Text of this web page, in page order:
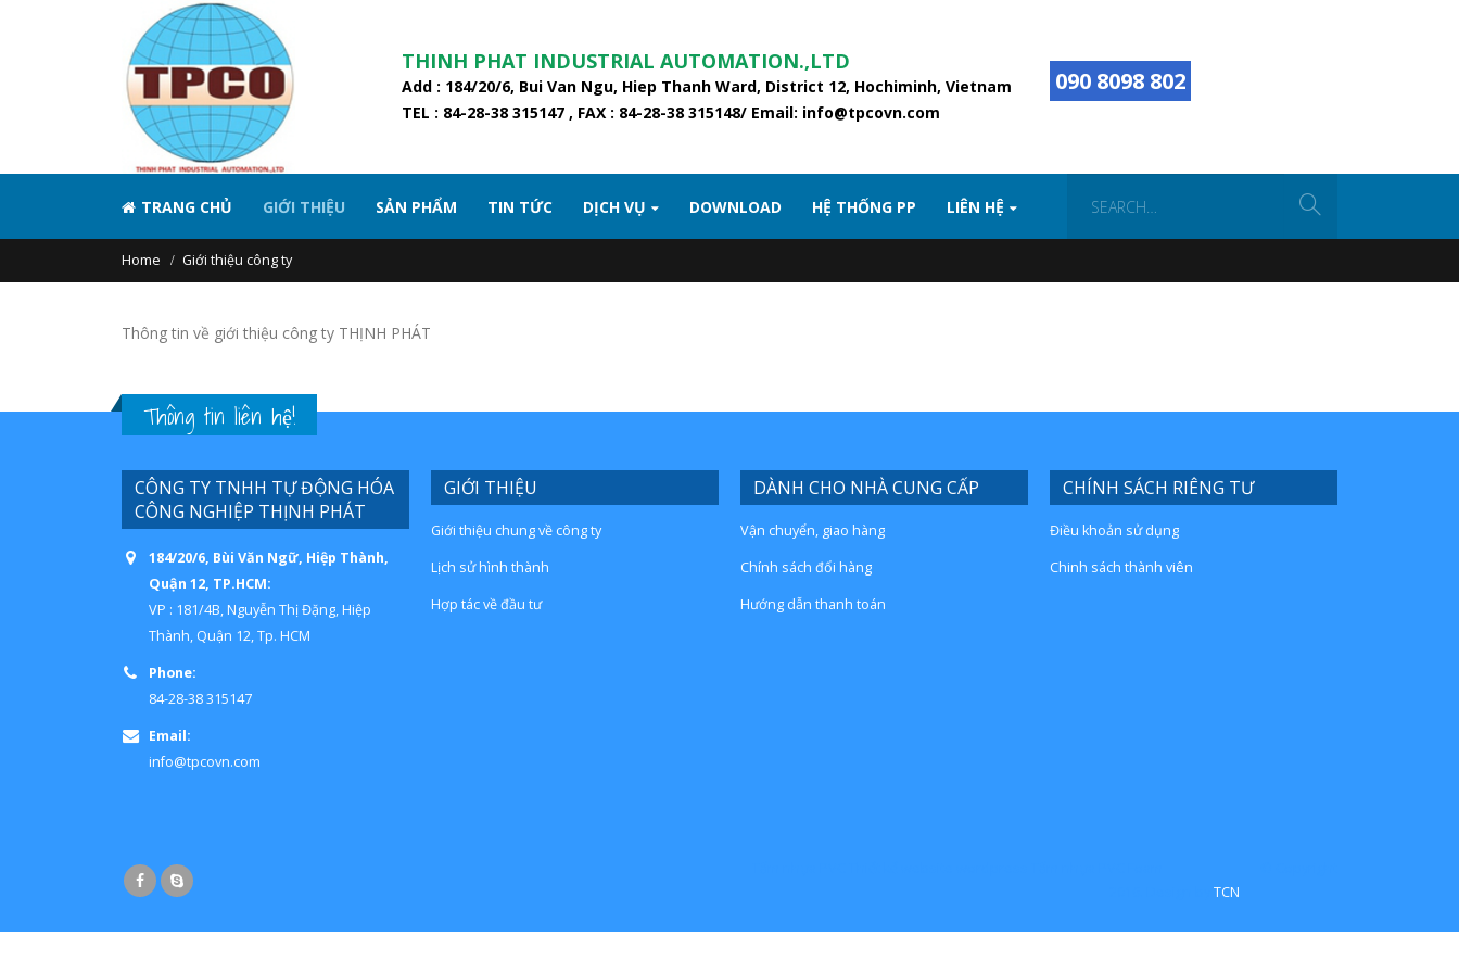
THINH PHAT INDUSTRIAL AUTOMATION.,LTD
Add : 184/20/6, Bui Van Ngu, Hiep Thanh Ward, District 12, Hochiminh, Vietnam
TEL : 84-28-38 315147 , FAX : 84-28-38 315148/ Email: info@tpcovn.com
090 8098 802
TRANG CHỦ GIỚI THIỆU SẢN PHẨM TIN TỨC DỊCH VỤ DOWNLOAD HỆ THỐNG PP LIÊN HỆ
Home Giới thiệu công ty
Thông tin về giới thiệu công ty THỊNH PHÁT
Thông tin liên hệ!
CÔNG TY TNHH TỰ ĐỘNG HÓA
CÔNG NGHIỆP THỊNH PHÁT
184/20/6, Bùi Văn Ngữ, Hiệp Thành,
Quận 12, TP.HCM:
VP : 181/4B, Nguyễn Thị Đặng, Hiệp
Thành, Quận 12, Tp. HCM
Phone:
84-28-38 315147
Email:
info@tpcovn.com
GIỚI THIỆU
Giới thiệu chung về công ty
Lịch sử hình thành
Hợp tác về đầu tư
DÀNH CHO NHÀ CUNG CẤP
Vận chuyển, giao hàng
Chính sách đổi hàng
Hướng dẫn thanh toán
CHÍNH SÁCH RIÊNG TƯ
Điều khoản sử dụng
Chinh sách thành viên
TCN